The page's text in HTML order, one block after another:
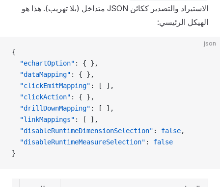
الاستيراد والتصدير ككائن JSON متداخل (بلا تهريب). هذا هو
الهيكل الرئيسي:
json
{
  "echartOption"
: { },
  "dataMapping"
: { },
  "clickEmitMapping"
: [ ],
  "clickAction"
: { },
  "drillDownMapping"
: [ ],
  "linkMappings"
: [ ],
  "disableRuntimeDimensionSelection"
: false,
  "disableRuntimeMeasureSelection"
: false
}